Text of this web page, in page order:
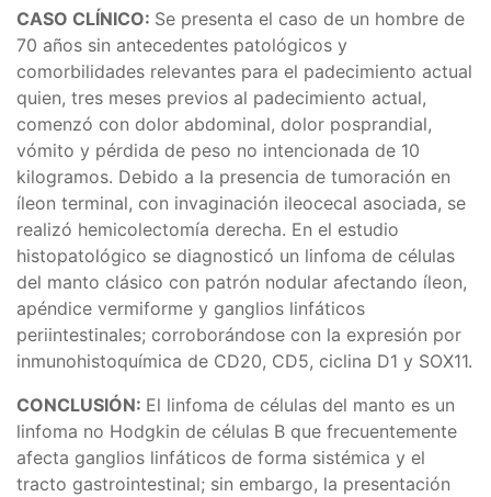
CASO CLÍNICO: Se presenta el caso de un hombre de
70 años sin antecedentes patológicos y
comorbilidades relevantes para el padecimiento actual
quien, tres meses previos al padecimiento actual,
comenzó con dolor abdominal, dolor posprandial,
vómito y pérdida de peso no intencionada de 10
kilogramos. Debido a la presencia de tumoración en
íleon terminal, con invaginación ileocecal asociada, se
realizó hemicolectomía derecha. En el estudio
histopatológico se diagnosticó un linfoma de células
del manto clásico con patrón nodular afectando íleon,
apéndice vermiforme y ganglios linfáticos
periintestinales; corroborándose con la expresión por
inmunohistoquímica de CD20, CD5, ciclina D1 y SOX11.
CONCLUSIÓN: El linfoma de células del manto es un
linfoma no Hodgkin de células B que frecuentemente
afecta ganglios linfáticos de forma sistémica y el
tracto gastrointestinal; sin embargo, la presentación